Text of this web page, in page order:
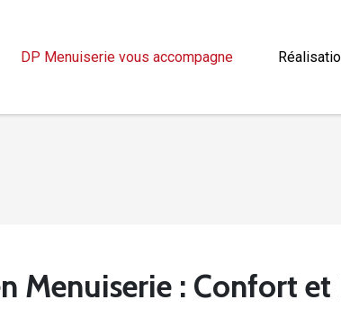
DP Menuiserie vous accompagne
Menuiserie : Confort